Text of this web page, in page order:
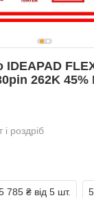
262K 45%
і роздріб
785 ₴ від 5 шт.